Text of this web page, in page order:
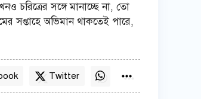
চরিত্রের সঙ্গে মানাচ্ছে না, তো
সপ্তাহে অভিমান থাকতেই পারে,
Twitter